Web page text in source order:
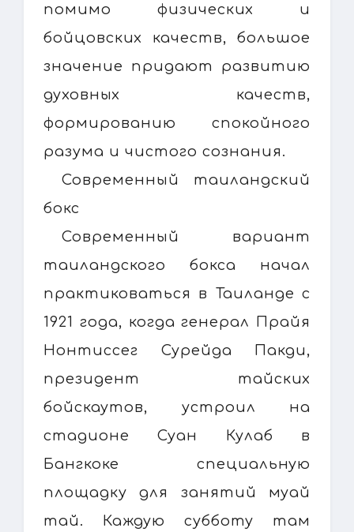
помимо физических и
бойцовских качеств, большое
значение придают развитию
духовных качеств,
формированию спокойного
разума и чистого сознания.
Современный таиландский
бокс
Современный вариант
таиландского бокса начал
практиковаться в Таиланде с
1921 года, когда генерал Прайя
Нонтиссег Сурейда Пакди,
президент тайских
бойскаутов, устроил на
стадионе Суан Кулаб в
Бангкоке специальную
площадку для занятий муай
тай. Каждую субботу там